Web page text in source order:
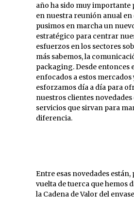
año ha sido muy importante
en nuestra reunión anual en
pusimos en marcha un
estratégico para centrar
esfuerzos en los sectores
más sabemos, la
packaging. Desde entonces
enfocados a estos mercados
esforzamos día a día para
nuestros clientes
servicios que sirvan para
diferencia.
Entre esas novedades están,
vuelta de tuerca que hemos
la Cadena de Valor del